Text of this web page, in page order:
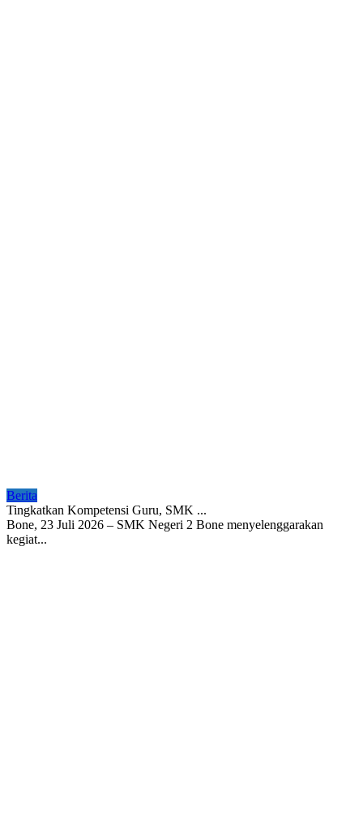
Berita
Tingkatkan Kompetensi Guru, SMK ...
Bone, 23 Juli 2026 – SMK Negeri 2 Bone menyelenggarakan
kegiat...